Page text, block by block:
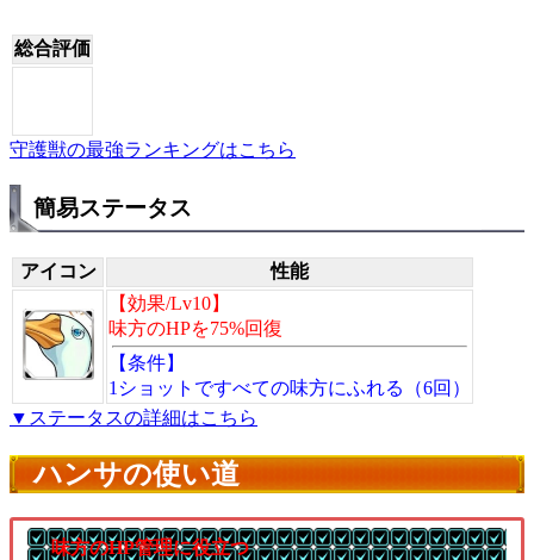
総合評価
守護獣の最強ランキングはこちら
簡易ステータス
アイコン
性能
【効果/Lv10】
味方のHPを75%回復
【条件】
1ショットですべての味方にふれる（6回）
▼ステータスの詳細はこちら
ハンサの使い道
味方のHP管理に役立つ